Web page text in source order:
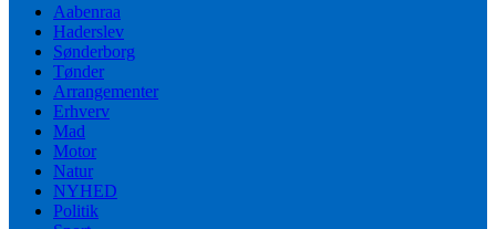
Aabenraa
Haderslev
Sønderborg
Tønder
Arrangementer
Erhverv
Mad
Motor
Natur
NYHED
Politik